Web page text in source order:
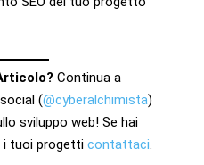
Continua a
(@cyberalchimista)
sviluppo web! Se hai
i tuoi progetti contattaci.